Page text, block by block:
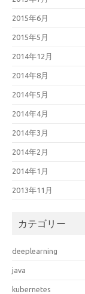
2015年6月
2015年5月
2014年12月
2014年8月
2014年5月
2014年4月
2014年3月
2014年2月
2014年1月
2013年11月
カテゴリー
deeplearning
java
kubernetes